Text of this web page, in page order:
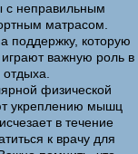
с неправильным
матрасом.
поддержку, которую
важную роль в
физической
укреплению мышц
в течение
к врачу для